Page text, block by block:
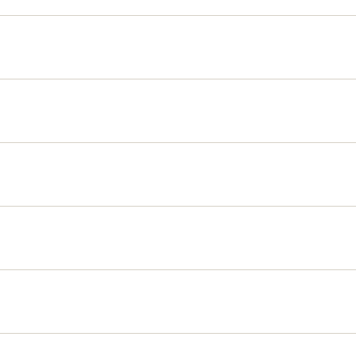
Beraten lassen
besonders wichtig.